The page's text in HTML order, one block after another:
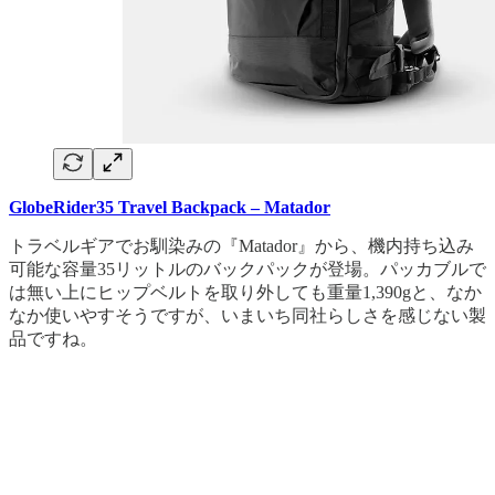
GlobeRider35 Travel Backpack – Matador
トラベルギアでお馴染みの『Matador』から、機内持ち込み
可能な容量35リットルのバックパックが登場。パッカブルで
は無い上にヒップベルトを取り外しても重量1,390gと、なか
なか使いやすそうですが、いまいち同社らしさを感じない製
品ですね。